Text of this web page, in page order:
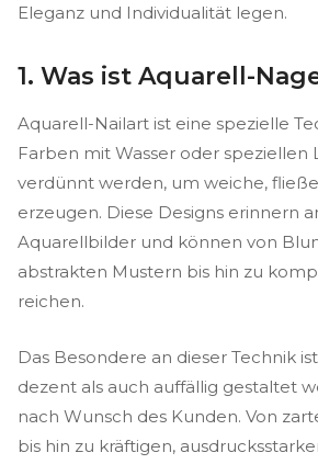
Eleganz und Individualität legen.
1. Was ist Aquarell-
Aquarell-Nailart ist eine spezielle
Farben mit Wasser oder speziellen
verdünnt werden, um weiche,
erzeugen. Diese Designs erinnern
Aquarellbilder und können von
abstrakten Mustern bis hin zu
reichen.
Das Besondere an dieser Technik
dezent als auch auffällig gestaltet
nach Wunsch des Kunden. Von
bis hin zu kräftigen,